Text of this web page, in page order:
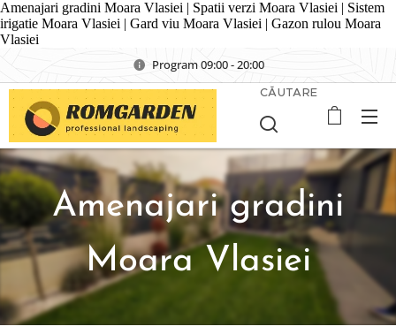
Amenajari gradini Moara Vlasiei | Spatii verzi Moara Vlasiei | Sistem
irigatie Moara Vlasiei | Gard viu Moara Vlasiei | Gazon rulou Moara
Vlasiei
Program 09:00 - 20:00
CĂUTARE
Amenajari gradini
Moara Vlasiei